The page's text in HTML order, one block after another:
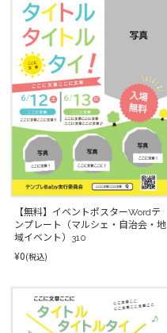
【無料】イベントポスターWordテ
ンプレート（マルシェ・自治会・地
域イベント）310
¥0(税込)